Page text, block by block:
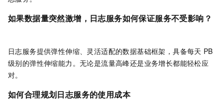
如果数据量突然激增，日志服务如何保证服务不受影响？
日志服务提供弹性伸缩、灵活适配的数据基础框架，具备每天 PB
级别的弹性伸缩能力。无论是流量高峰还是业务增长都能轻松应
对。
如何合理规划日志服务的使用成本